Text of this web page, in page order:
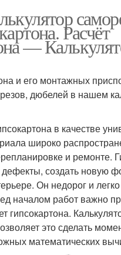
Расчёт
—
и его монтажных
дюбелей в нашем
в качестве
широко
и ремонте.
дефекты, создать новую
Он недорог и легко
началом работ важно
гипсокартона.
это сделать
математических